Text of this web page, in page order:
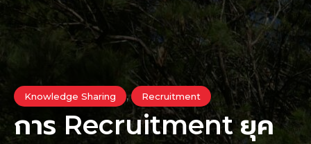
Knowledge Sharing , Recruitment
การ Recruitment ยุค